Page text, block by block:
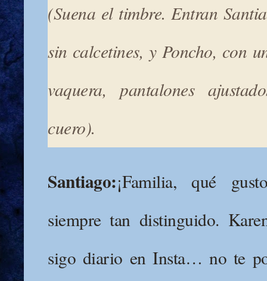
(Suena el timbre. Entran
sin calcetines, y Poncho, con
vaquera, pantalones
cuero).
Santiago:¡Familia, qué
siempre tan distinguido.
sigo diario en Insta… no te